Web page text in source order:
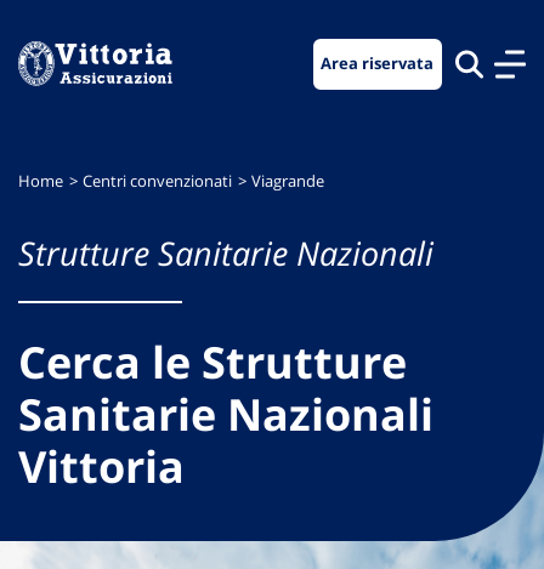
menu
contenuto
footer
Area riservata
Home Centri convenzionati Viagrande
Strutture Sanitarie Nazionali
Cerca le Strutture
Sanitarie Nazionali
Vittoria